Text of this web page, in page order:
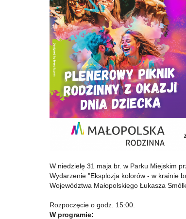
W niedzielę 31 maja br. w Parku Miejskim
Wydarzenie "Eksplozja kolorów - w krainie
Województwa Małopolskiego Łukasza
Rozpoczęcie o godz. 15:00.
W programie: